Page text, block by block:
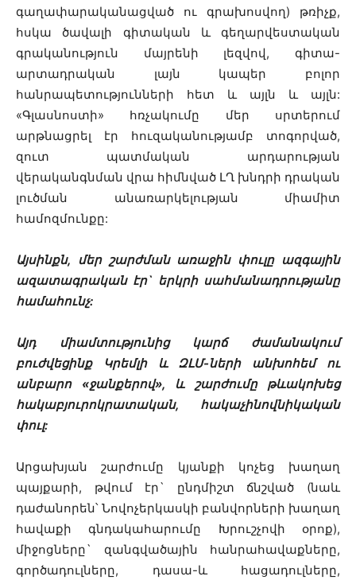
գաղափարականացված ու գրախոսվող) թռիչք,
հսկա ծավալի գիտական և գեղարվեստական
գրականություն մայրենի լեզվով, գիտա-
արտադրական լայն կապեր բոլոր
հանրապետությունների հետ և այլն և այլն:
«Գլասնոստի» հռչակումը մեր սրտերում
արթնացրել էր հուզականությամբ տոգորված,
զուտ պատմական արդարության
վերականգնման վրա հիմնված ԼՂ խնդրի դրական
լուծման անառարկելության միամիտ
համոզմունքը:
Այսինքն, մեր շարժման առաջին փուլը ազգային
ազատագրական էր` երկրի սահմանադրությանը
համահունչ:
Այդ միամտությունից կարճ ժամանակում
բուժվեցինք Կրեմլի և ԶԼՄ-ների անխոհեմ ու
անբարո «ջանքերով», և շարժումը թևակոխեց
հակաբյուրոկրատական, հակաչինովնիկական
փուլ:
Արցախյան շարժումը կյանքի կոչեց խաղաղ
պայքարի, թվում էր` ընդմիշտ ճնշված (նաև
դաժանորեն՝ Նովոչերկասկի բանվորների խաղաղ
հավաքի գնդակահարումը Խրուշչովի օրոք),
միջոցները` զանգվածային հանրահավաքները,
գործադուլները, դասա-և հացադուլները,